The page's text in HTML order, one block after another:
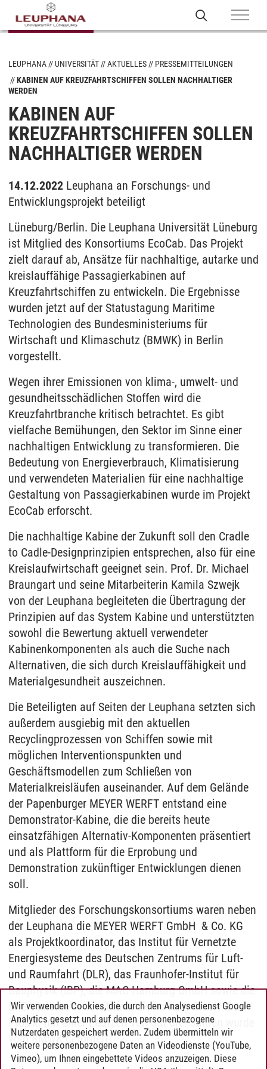
LEUPHANA UNIVERSITÄT AKTUELLES
PRESSEMITTEILUNGEN
KABINEN AUF KREUZFAHRTSCHIFFEN SOLLEN NACHHALTIGER
WERDEN
KABINEN AUF
KREUZFAHRTSCHIFFEN SOLLEN
NACHHALTIGER WERDEN
14.12.2022 Leuphana an Forschungs- und
Entwicklungsprojekt beteiligt
Lüneburg/Berlin. Die Leuphana Universität Lüneburg
ist Mitglied des Konsortiums EcoCab. Das Projekt
zielt darauf ab, Ansätze für nachhaltige, autarke und
kreislauffähige Passagierkabinen auf
Kreuzfahrtschiffen zu entwickeln. Die Ergebnisse
wurden jetzt auf der Statustagung Maritime
Technologien des Bundesministeriums für
Wirtschaft und Klimaschutz (BMWK) in Berlin
vorgestellt.
Wegen ihrer Emissionen von klima-, umwelt- und
gesundheitsschädlichen Stoffen wird die
Kreuzfahrtbranche kritisch betrachtet. Es gibt
vielfache Bemühungen, den Sektor im Sinne einer
nachhaltigen Entwicklung zu transformieren. Die
Bedeutung von Energieverbrauch, Klimatisierung
und verwendeten Materialien für eine nachhaltige
Gestaltung von Passagierkabinen wurde im Projekt
EcoCab erforscht.
Die nachhaltige Kabine der Zukunft soll den Cradle
to Cadle-Designprinzipien entsprechen, also für eine
Kreislaufwirtschaft geeignet sein. Prof. Dr. Michael
Braungart und seine Mitarbeiterin Kamila Szwejk
von der Leuphana begleiteten die Übertragung der
Prinzipien auf das System Kabine und unterstützten
sowohl die Bewertung aktuell verwendeter
Kabinenkomponenten als auch die Suche nach
Alternativen, die sich durch Kreislauffähigkeit und
Materialgesundheit auszeichnen.
Die Beteiligten auf Seiten der Leuphana setzten sich
außerdem ausgiebig mit den aktuellen
Recyclingprozessen von Schiffen sowie mit
möglichen Interventionspunkten und
Geschäftsmodellen zum Schließen von
Materialkreisläufen auseinander. Auf dem Gelände
der Papenburger MEYER WERFT entstand eine
Demonstrator-Kabine, die die bereits heute
einsatzfähigen Alternativ-Komponenten präsentiert
und als Plattform für die Erprobung und
Demonstration zukünftiger Entwicklungen dienen
soll.
Mitglieder des Forschungskonsortiums waren neben
der Leuphana die MEYER WERFT GmbH & Co. KG
als Projektkoordinator, das Institut für Vernetzte
Energiesysteme des Deutschen Zentrums für Luft-
und Raumfahrt (DLR), das Fraunhofer-Institut für
Bauphysik (IBP), die MAC Hamburg GmbH sowie die
EPEA Internationale Umweltforschung GmbH. Das
Projekt mit einer Laufzeit von gut drei Jahren wurde
vom BMWK gefördert.
Wir verwenden Cookies, die durch den Analysedienst Google
Analytics gesetzt und auf denen personenbezogene
Nutzerdaten gespeichert werden. Zudem übermitteln wir
weitere personenbezogene Daten an Videodienste (YouTube,
Vimeo), um Ihnen eingebettete Videos anzuzeigen. Diese